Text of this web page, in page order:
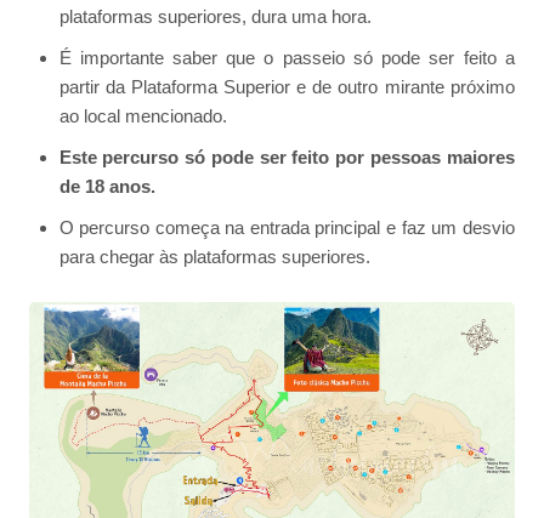
plataformas superiores, dura uma hora.
É importante saber que o passeio só pode ser feito a
partir da Plataforma Superior e de outro mirante próximo
ao local mencionado.
Este percurso só pode ser feito por pessoas maiores
de 18 anos.
O percurso começa na entrada principal e faz um desvio
para chegar às plataformas superiores.